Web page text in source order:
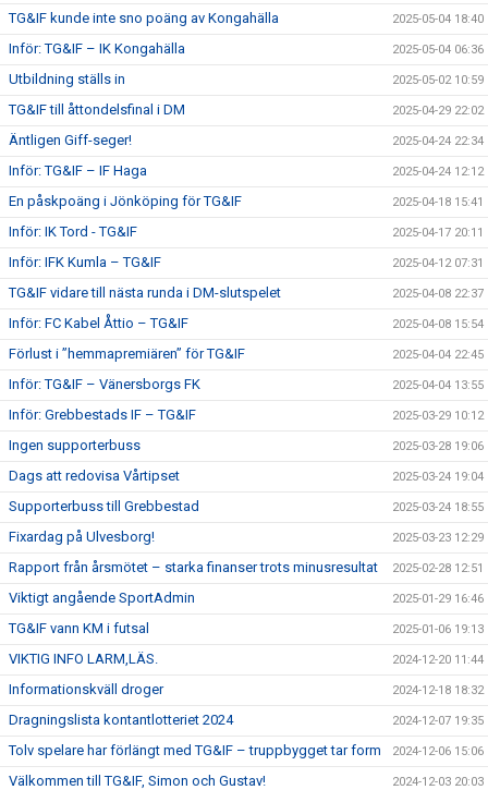
TG&IF kunde inte sno poäng av Kongahälla 2025-05-04 18:40
Inför: TG&IF – IK Kongahälla 2025-05-04 06:36
Utbildning ställs in 2025-05-02 10:59
TG&IF till åttondelsfinal i DM 2025-04-29 22:02
Äntligen Giff-seger! 2025-04-24 22:34
Inför: TG&IF – IF Haga 2025-04-24 12:12
En påskpoäng i Jönköping för TG&IF 2025-04-18 15:41
Inför: IK Tord - TG&IF 2025-04-17 20:11
Inför: IFK Kumla – TG&IF 2025-04-12 07:31
TG&IF vidare till nästa runda i DM-slutspelet 2025-04-08 22:37
Inför: FC Kabel Åttio – TG&IF 2025-04-08 15:54
Förlust i ”hemmapremiären” för TG&IF 2025-04-04 22:45
Inför: TG&IF – Vänersborgs FK 2025-04-04 13:55
Inför: Grebbestads IF – TG&IF 2025-03-29 10:12
Ingen supporterbuss 2025-03-28 19:06
Dags att redovisa Vårtipset 2025-03-24 19:04
Supporterbuss till Grebbestad 2025-03-24 18:55
Fixardag på Ulvesborg! 2025-03-23 12:29
Rapport från årsmötet – starka finanser trots minusresultat 2025-02-28 12:51
Viktigt angående SportAdmin 2025-01-29 16:46
TG&IF vann KM i futsal 2025-01-06 19:13
VIKTIG INFO LARM,LÄS. 2024-12-20 11:44
Informationskväll droger 2024-12-18 18:32
Dragningslista kontantlotteriet 2024 2024-12-07 19:35
Tolv spelare har förlängt med TG&IF – truppbygget tar form 2024-12-06 15:06
Välkommen till TG&IF, Simon och Gustav! 2024-12-03 20:03